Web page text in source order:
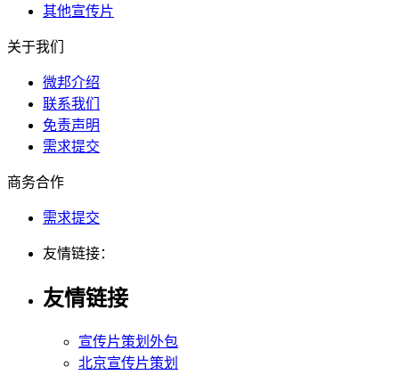
其他宣传片
关于我们
微邦介绍
联系我们
免责声明
需求提交
商务合作
需求提交
友情链接：
友情链接
宣传片策划外包
北京宣传片策划